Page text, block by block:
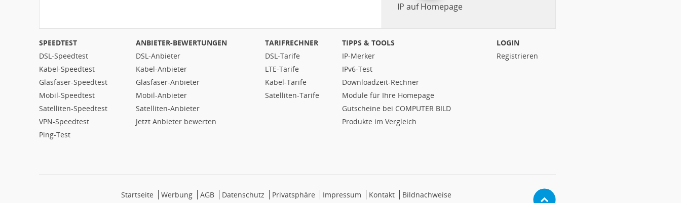
IP auf Homepage
SPEEDTEST
DSL-Speedtest
Kabel-Speedtest
Glasfaser-Speedtest
Mobil-Speedtest
Satelliten-Speedtest
VPN-Speedtest
Ping-Test
ANBIETER-BEWERTUNGEN
DSL-Anbieter
Kabel-Anbieter
Glasfaser-Anbieter
Mobil-Anbieter
Satelliten-Anbieter
Jetzt Anbieter bewerten
TARIFRECHNER
DSL-Tarife
LTE-Tarife
Kabel-Tarife
Satelliten-Tarife
TIPPS & TOOLS
IP-Merker
IPv6-Test
Downloadzeit-Rechner
Module für Ihre Homepage
Gutscheine bei COMPUTER BILD
Produkte im Vergleich
LOGIN
Registrieren
Startseite Werbung AGB Datenschutz Privatsphäre Impressum Kontakt Bildnachweise